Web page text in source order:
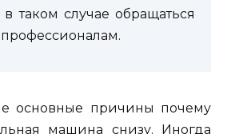
таком случае обращаться
основные причины почему
машина снизу. Иногда